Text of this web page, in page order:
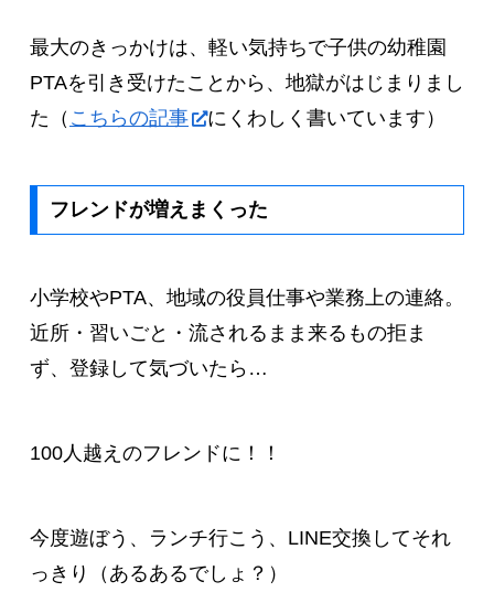
最大のきっかけは、軽い気持ちで子供の幼稚園
PTAを引き受けたことから、地獄がはじまりまし
た（ こちらの記事 にくわしく書いています）
フレンドが増えまくった
小学校やPTA、地域の役員仕事や業務上の連絡。
近所・習いごと・流されるまま来るもの拒ま
ず、登録して気づいたら…
100人越えのフレンドに！！
今度遊ぼう、ランチ行こう、LINE交換してそれ
っきり（あるあるでしょ？）